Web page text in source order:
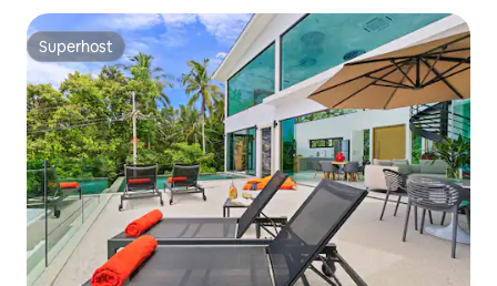
Superhost
Superhost